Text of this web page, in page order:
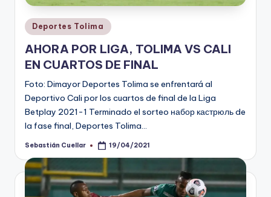
Publicado
en
Deportes Tolima
AHORA POR LIGA, TOLIMA VS CALI
EN CUARTOS DE FINAL
Foto: Dimayor Deportes Tolima se enfrentará al
Deportivo Cali por los cuartos de final de la Liga
Betplay 2021-1 Terminado el sorteo набор кастрюль de
la fase final, Deportes Tolima…
Publicado
Sebastián Cuellar 19/04/2021